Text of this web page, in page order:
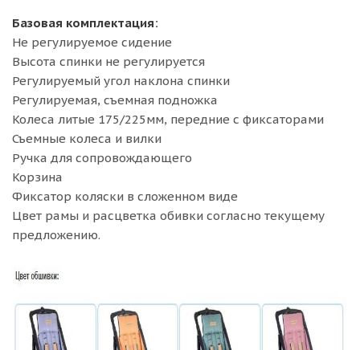
Базовая комплектация:
Не регулируемое сидение
Высота спинки не регулируется
Регулируемый угол наклона спинки
Регулируемая, съемная подножка
Колеса литые 175/225мм, передние с фиксаторами
Съемные колеса и вилки
Ручка для сопровождающего
Корзина
Фиксатор коляски в сложенном виде
Цвет рамы и расцветка обивки согласно текущему
предложению.